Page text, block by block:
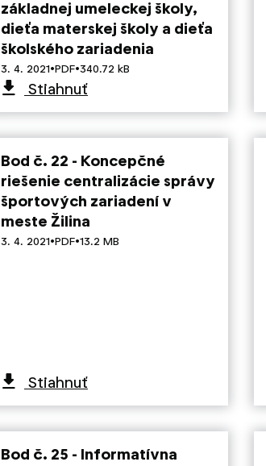
základnej umeleckej školy,
dieťa materskej školy a dieťa
školského zariadenia
3. 4. 2021·PDF·340.72 kB
Stiahnuť
Bod č. 22 - Koncepčné
riešenie centralizácie správy
športových zariadení v
meste Žilina
3. 4. 2021·PDF·13.2 MB
Stiahnuť
Bod č. 25 - Informatívna